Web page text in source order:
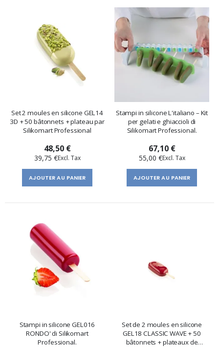
Set 2 moules en silicone GEL14
3D + 50 bâtonnets + plateau par
Silikomart Professional
48,50 €
39,75 €
AJOUTER AU PANIER
Stampi in silicone L'italiano – Kit
per gelati e ghiaccioli di
Silikomart Professional.
67,10 €
55,00 €
AJOUTER AU PANIER
Stampi in silicone GEL016
RONDO' di Silikomart
Professional.
Set de 2 moules en silicone
GEL18 CLASSIC WAVE + 50
bâtonnets + plateaux de